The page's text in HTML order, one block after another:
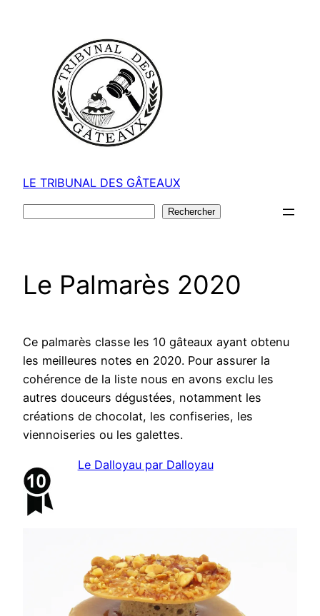
LE TRIBUNAL DES GÂTEAUX
Rechercher
Le Palmarès 2020
Ce palmarès classe les 10 gâteaux ayant obtenu
les meilleures notes en 2020. Pour assurer la
cohérence de la liste nous en avons exclu les
autres douceurs dégustées, notamment les
créations de chocolat, les confiseries, les
viennoiseries ou les galettes.
Le Dalloyau par Dalloyau